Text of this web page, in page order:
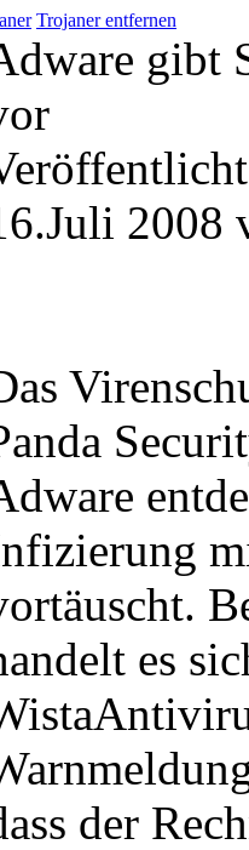
Trojaner entfernen
gibt
2008
es
der